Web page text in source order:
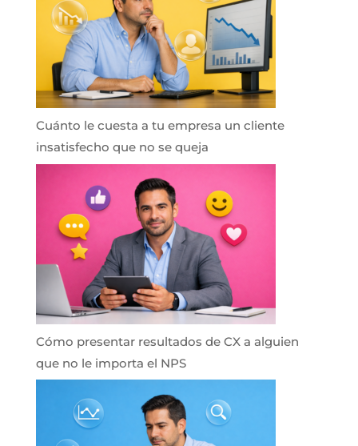
Cuánto le cuesta a tu empresa un cliente
insatisfecho que no se queja
Cómo presentar resultados de CX a alguien
que no le importa el NPS